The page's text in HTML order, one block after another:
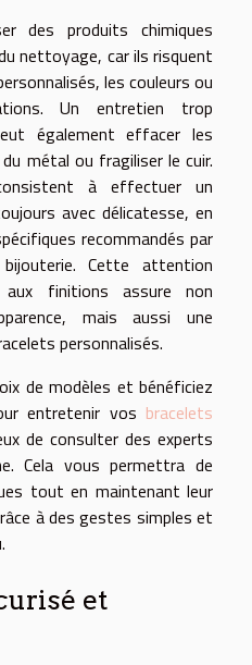
des produits chimiques
nettoyage, car ils risquent
les couleurs ou
Un entretien trop
également effacer les
métal ou fragiliser le cuir.
à effectuer un
avec délicatesse, en
recommandés par
Cette attention
finitions assure non
mais aussi une
personnalisés.
de modèles et bénéficiez
entretenir vos bracelets
de consulter des experts
Cela vous permettra de
tout en maintenant leur
à des gestes simples et
et